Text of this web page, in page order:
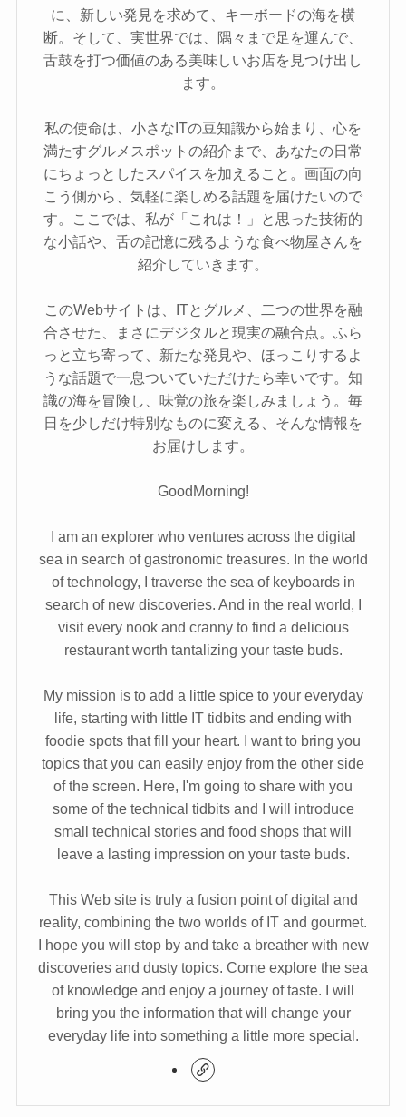
に、新しい発見を求めて、キーボードの海を横
断。そして、実世界では、隅々まで足を運んで、
舌鼓を打つ価値のある美味しいお店を見つけ出し
ます。
私の使命は、小さなITの豆知識から始まり、心を
満たすグルメスポットの紹介まで、あなたの日常
にちょっとしたスパイスを加えること。画面の向
こう側から、気軽に楽しめる話題を届けたいので
す。ここでは、私が「これは！」と思った技術的
な小話や、舌の記憶に残るような食べ物屋さんを
紹介していきます。
このWebサイトは、ITとグルメ、二つの世界を融
合させた、まさにデジタルと現実の融合点。ふら
っと立ち寄って、新たな発見や、ほっこりするよ
うな話題で一息ついていただけたら幸いです。知
識の海を冒険し、味覚の旅を楽しみましょう。毎
日を少しだけ特別なものに変える、そんな情報を
お届けします。
GoodMorning!
I am an explorer who ventures across the digital
sea in search of gastronomic treasures. In the world
of technology, I traverse the sea of keyboards in
search of new discoveries. And in the real world, I
visit every nook and cranny to find a delicious
restaurant worth tantalizing your taste buds.
My mission is to add a little spice to your everyday
life, starting with little IT tidbits and ending with
foodie spots that fill your heart. I want to bring you
topics that you can easily enjoy from the other side
of the screen. Here, I'm going to share with you
some of the technical tidbits and I will introduce
small technical stories and food shops that will
leave a lasting impression on your taste buds.
This Web site is truly a fusion point of digital and
reality, combining the two worlds of IT and gourmet.
I hope you will stop by and take a breather with new
discoveries and dusty topics. Come explore the sea
of knowledge and enjoy a journey of taste. I will
bring you the information that will change your
everyday life into something a little more special.